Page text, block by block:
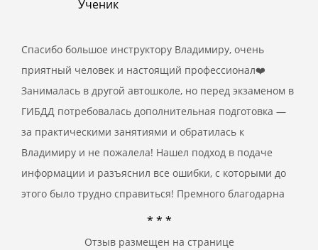
Ученик
Спасибо большое инструктору Владимиру, очень
приятный человек и настоящий профессионал❤️
Занималась в другой автошколе, но перед экзаменом в
ГИБДД потребовалась дополнительная подготовка —
за практическими занятиями и обратилась к
Владимиру и не пожалела! Нашел подход в подаче
информации и разъяснил все ошибки, с которыми до
этого было трудно справиться! Премного благодарна
* * *
Отзыв размещен на странице